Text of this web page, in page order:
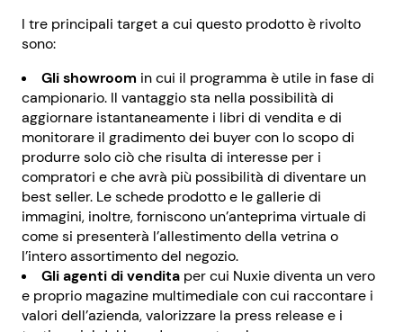
I tre principali target a cui questo prodotto è rivolto
sono:
Gli showroom in cui il programma è utile in fase di
campionario. Il vantaggio sta nella possibilità di
aggiornare istantaneamente i libri di vendita e di
monitorare il gradimento dei buyer con lo scopo di
produrre solo ciò che risulta di interesse per i
compratori e che avrà più possibilità di diventare un
best seller. Le schede prodotto e le gallerie di
immagini, inoltre, forniscono un’anteprima virtuale di
come si presenterà l’allestimento della vetrina o
l’intero assortimento del negozio.
Gli agenti di vendita per cui Nuxie diventa un vero
e proprio magazine multimediale con cui raccontare i
valori dell’azienda, valorizzare la press release e i